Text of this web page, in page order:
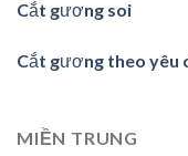
Cắt gương soi
Cắt gương theo yêu
MIỀN TRUNG